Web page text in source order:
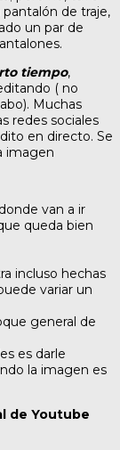
de traje,
un par de
tiempo,
( no
Muchas
redes sociales
en directo. Se
imagen
van a ir
queda bien
incluso hechas
variar un
general de
es darle
la imagen es
de Youtube